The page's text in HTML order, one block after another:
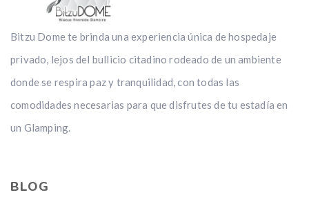
Bitzu Dome te brinda una experiencia única de hospedaje
privado, lejos del bullicio citadino rodeado de un ambiente
donde se respira paz y tranquilidad, con todas las
comodidades necesarias para que disfrutes de tu estadía en
un Glamping.
BLOG